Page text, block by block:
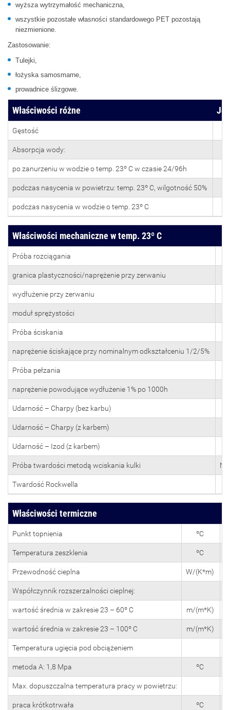
wyższa wytrzymałość mechaniczna,
wszystkie pozostałe własności standardowego PET pozostają
niezmienione.
Zastosowanie:
Tulejki,
łożyska samosmarne,
prowadnice ślizgowe.
Właściwości różne
Gęstość
Absorpcja wody:
po zanurzeniu w wodzie o temp. 23º C w czasie 24/96h
podczas nasycenia w powietrzu: temp. 23º C, wilgotność 50%
podczas nasycenia w wodzie o temp. 23º C
Właściwości mechaniczne w temp. 23º C
Próba rozciągania
granica plastyczności/naprężenie przy zerwaniu
wydłużenie przy zerwaniu
moduł sprężystości
Próba ściskania
naprężenie ściskające przy nominalnym odkształceniu 1/2/5%
Próba pełzania
naprężenie powodujące wydłużenie 1% po 1000h
Udarność – Charpy (bez karbu)
Udarność – Charpy (z karbem)
Udarność – Izod (z karbem)
Próba twardości metodą wciskania kulki N/
Twardość Rockwella
Właściwości termiczne
Punkt topnienia ºC
Temperatura zeszklenia ºC
Przewodność cieplna W/(K*m)
Współczynnik rozszerzalności cieplnej:
wartość średnia w zakresie 23 – 60º C m/(m*K)
wartość średnia w zakresie 23 – 100º C m/(m*K)
Temperatura ugięcia pod obciążeniem
metoda A: 1,8 Mpa ºC
Max. dopuszczalna temperatura pracy w powietrzu:
praca krótkotrwała ºC